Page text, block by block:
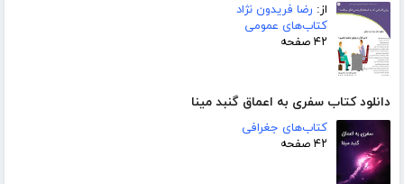
از: رضا فریدون نژاد
کتاب‌های عمومی
۴۲ صفحه
دانلود کتاب سفری به اعماق گنبد مینا
کتاب‌های جغرافی
۴۲ صفحه